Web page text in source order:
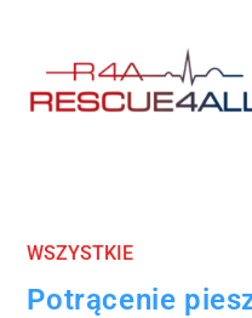
WSZYSTKIE
Potrącenie